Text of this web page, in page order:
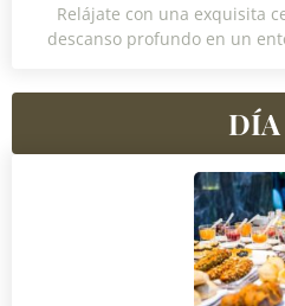
Relájate con una exquisita
descanso profundo en un
DÍA